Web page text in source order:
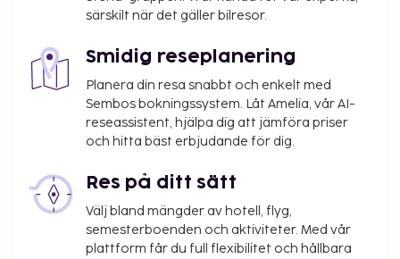
särskilt när det gäller bilresor.
Smidig reseplanering
Planera din resa snabbt och enkelt med
Sembos bokningssystem. Låt Amelia, vår AI-
reseassistent, hjälpa dig att jämföra priser
och hitta bäst erbjudande för dig.
Res på ditt sätt
Välj bland mängder av hotell, flyg,
semesterboenden och aktiviteter. Med vår
plattform får du full flexibilitet och hållbara